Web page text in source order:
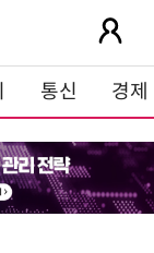
통신 경제